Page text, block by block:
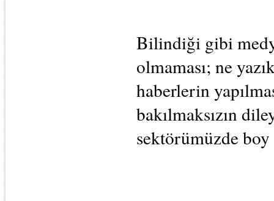
Bilindiği gibi
olmaması; ne
haberlerin
bakılmaksızın
sektörümüzde